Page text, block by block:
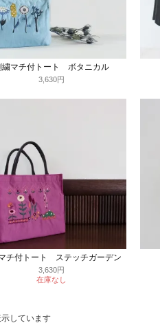
繍マチ付トート ボタニカル
3,630円
チ付トート ステッチガーデン
3,630円
在庫なし
しています